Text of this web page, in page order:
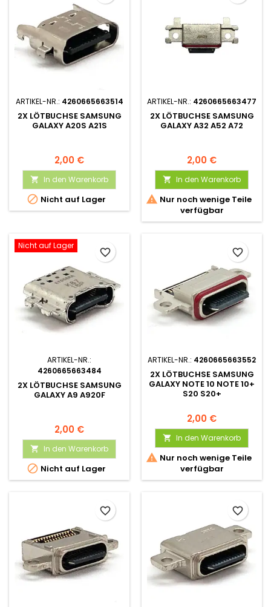
ARTIKEL-NR.: 4260665663514
2X LÖTBUCHSE SAMSUNG
GALAXY A20S A21S
2,00 €
 In den Warenkorb
 Nicht auf Lager
ARTIKEL-NR.: 4260665663477
2X LÖTBUCHSE SAMSUNG
GALAXY A32 A52 A72
2,00 €
 In den Warenkorb
 Nur noch wenige Teile
verfügbar
Nicht auf Lager
ARTIKEL-NR.:
4260665663484
2X LÖTBUCHSE SAMSUNG
GALAXY A9 A920F
2,00 €
 In den Warenkorb
 Nicht auf Lager
favorite_border
ARTIKEL-NR.: 4260665663552
2X LÖTBUCHSE SAMSUNG
GALAXY NOTE 10 NOTE 10+
S20 S20+
2,00 €
 In den Warenkorb
 Nur noch wenige Teile
verfügbar
favorite_border
favorite_border favorite_border